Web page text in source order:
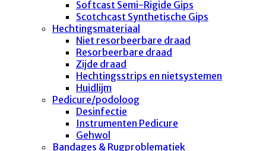
Softcast Semi-Rigide Gips
Scotchcast Synthetische Gips
Hechtingsmateriaal
Niet resorbeerbare draad
Resorbeerbare draad
Zijde draad
Hechtingsstrips en nietsystemen
Huidlijm
Pedicure/podoloog
Desinfectie
Instrumenten Pedicure
Gehwol
Bandages & Rugproblematiek